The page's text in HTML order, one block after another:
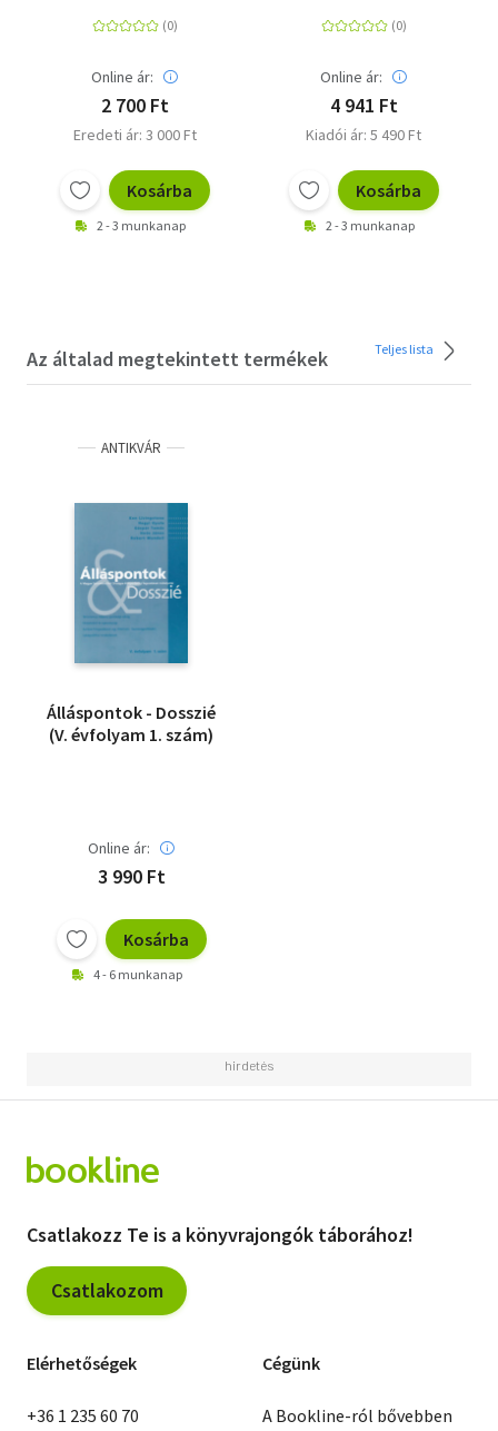
Online ár:
2 700 Ft
Eredeti ár: 3 000 Ft
Kosárba
2 - 3 munkanap
Online ár:
4 941 Ft
Kiadói ár: 5 490 Ft
Kosárba
2 - 3 munkanap
Az általad megtekintett termékek Teljes lista
ANTIKVÁR
Álláspontok - Dosszié
(V. évfolyam 1. szám)
Online ár:
3 990 Ft
Kosárba
4 - 6 munkanap
Csatlakozz Te is a könyvrajongók táborához!
Csatlakozom
Elérhetőségek
+36 1 235 60 70
Cégünk
A Bookline-ról bővebben